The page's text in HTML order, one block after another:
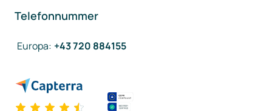
Telefonnummer
Europa: +43 720 884155